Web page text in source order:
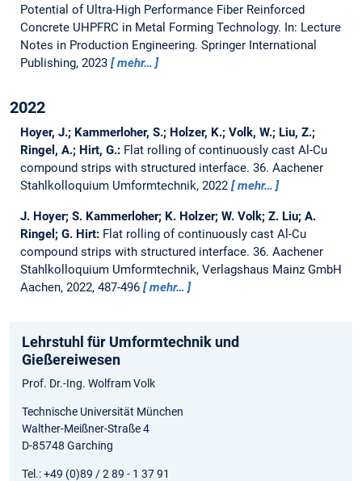
Potential of Ultra-High Performance Fiber Reinforced
Concrete UHPFRC in Metal Forming Technology. In: Lecture
Notes in Production Engineering. Springer International
Publishing, 2023
mehr…
2022
Hoyer, J.; Kammerloher, S.; Holzer, K.; Volk, W.; Liu, Z.;
Ringel, A.; Hirt, G.: Flat rolling of continuously cast Al-Cu
compound strips with structured interface. 36. Aachener
Stahlkolloquium Umformtechnik, 2022
mehr…
J. Hoyer; S. Kammerloher; K. Holzer; W. Volk; Z. Liu; A.
Ringel; G. Hirt: Flat rolling of continuously cast Al-Cu
compound strips with structured interface. 36. Aachener
Stahlkolloquium Umformtechnik, Verlagshaus Mainz GmbH
Aachen, 2022, 487-496
mehr…
Lehrstuhl für Umformtechnik und
Gießereiwesen
Prof. Dr.-Ing. Wolfram Volk
Technische Universität München
Walther-Meißner-Straße 4
D-85748 Garching
Tel.: +49 (0)89 / 2 89 - 1 37 91